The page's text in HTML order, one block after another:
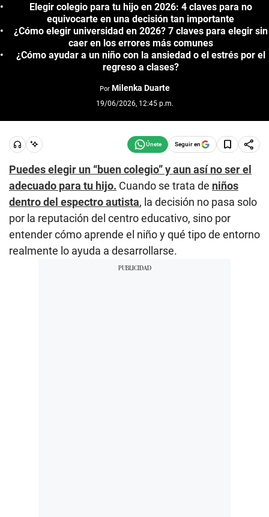
Elegir colegio para tu hijo en 2026: 4 claves para no
equivocarte en una decisión tan importante
¿Cómo elegir universidad en 2026? 7 claves para elegir sin
caer en los errores más comunes
¿Cómo ayudar a un niño con la ansiedad o el estrés por el
regreso a clases?
Por Milenka Duarte
19/06/2026, 12:45 p.m.
Seguir en
Puedes elegir un “buen colegio” y aun así no ser el
adecuado para tu hijo. Cuando se trata de niños
dentro del espectro autista, la decisión no pasa solo
por la reputación del centro educativo, sino por
entender cómo aprende el niño y qué tipo de entorno
realmente lo ayuda a desarrollarse.